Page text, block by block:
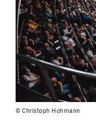
© Christoph Hohmann